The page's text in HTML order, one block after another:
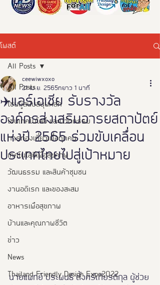
โพสต์
All Posts
โซนผู้สนับสนุนหลัก
โซนเทคโนโลยี และนวัตกรรม
การท่องเที่ยวเพื่อทุกคน
เทคโนโลยีเพื่อสุขภาพ
วัฒนธรรม และสินค้าชุมชน
งานอดิเรก และของสะสม
อาหารเพือสุขภาพ
บ้านและคุณภาพชีวิต
ข่าว
News
Thailand Friendly Design Expo2022
All Posts
✈️แอร์เอเชีย รับรางวัล
องค์กรส่งเสริมอารยสถาปัตย์
แห่งปี 2565 ร่วมขับเคลื่อน
ประเทศไทยไปสู่เป้าหมาย
ceewiwxoxo
21 เม.ย. 2565
ยาว 1 นาที
นายแพทย์ ประพนธ์ ตั้งศรีเกียรติกุล ผู้ช่วย